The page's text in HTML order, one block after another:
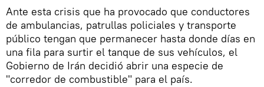
Ante esta crisis que ha provocado que conductores
de ambulancias, patrullas policiales y transporte
público tengan que permanecer hasta donde días en
una fila para surtir el tanque de sus vehículos, el
Gobierno de Irán decidió abrir una especie de
"corredor de combustible" para el país.